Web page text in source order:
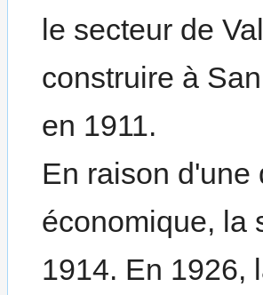
le secteur de
construire à
en 1911.
En raison d'une
économique, la
1914. En 1926,